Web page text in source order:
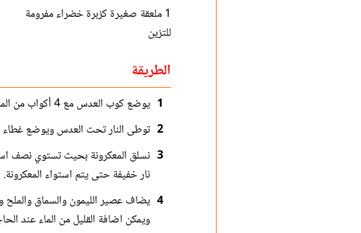
1 ملعقة صغيرة كزبرة خضراء مفرومة
للتزين
الطريقة
1 يوضع كوب العدس مع 4 أكواب من الماء وملعقة الكمون المطحون فوق النار ويترك حتى يغلي الماء.
2 توطى النار تحت العدس ويوضع غطاء
3 نسلق المعكرونة بحيث تستوي نصف
نار خفيفة حتى يتم استواء المعكرونة.
4 يضاف عصير الليمون والسماق والملح
ويمكن اضافة القليل من الماء عند